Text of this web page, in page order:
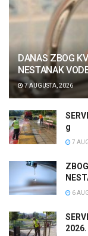
DANAS ZBOG
NESTANAK
7 AUGUSTA, 2026
g
7
6
2026.